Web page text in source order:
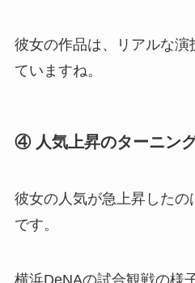
彼女の作品は、リアルな演
ていますね。
④ 人気上昇のターニン
彼女の人気が急上昇したの
です。
横浜DeNAの試合観戦の様